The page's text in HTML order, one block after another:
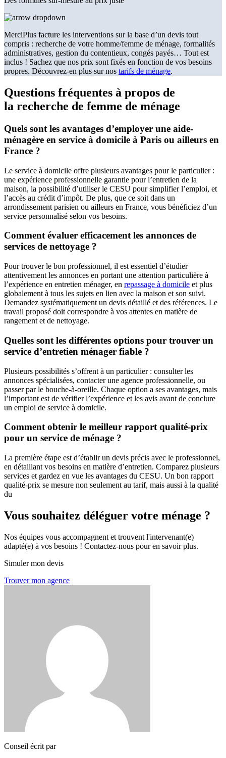
MerciPlus facture les interventions sur la base d’un devis tout
compris : recherche de votre homme/femme de ménage, formalités
administratives, gestion du contentieux, congés payés… Tout est
inclus ! Sachez que nos prix sont fixés en fonction de vos besoins
propres. Découvrez-en plus sur nos tarifs de ménage.
Questions fréquentes à propos de
la recherche de femme de ménage
Quels sont les avantages d’employer une aide-
ménagère en service à domicile à Paris ou ailleurs en
France ?
Le service à domicile offre plusieurs avantages pour le particulier :
une expérience professionnelle garantie pour l’entretien de la
maison, la possibilité d’utiliser le CESU pour simplifier l’emploi, et
l’accès au crédit d’impôt. De plus, que ce soit dans un
arrondissement parisien ou ailleurs en France, vous bénéficiez d’un
service personnalisé selon vos besoins.
Comment évaluer efficacement les annonces de
services de nettoyage ?
Pour trouver le bon professionnel, il est essentiel d’étudier
attentivement les annonces en portant une attention particulière à
l’expérience en entretien ménager, en repassage à domicile et plus
globalement à tous les sujets en lien avec la maison et son suivi.
Demandez systématiquement un devis détaillé et des références. Le
travail proposé doit correspondre à vos attentes en matière de
rangement et de nettoyage.
Quelles sont les différentes options pour trouver un
service d’entretien ménager fiable ?
Plusieurs possibilités s’offrent à un particulier : consulter les
annonces spécialisées, contacter une agence professionnelle, ou
passer par le bouche-à-oreille. Chaque option a ses avantages, mais
l’important est de vérifier l’expérience et les avis avant de conclure
un emploi de service à domicile.
Comment obtenir le meilleur rapport qualité-prix
pour un service de ménage ?
La première étape est d’établir un devis précis avec le professionnel,
en détaillant vos besoins en matière d’entretien. Comparez plusieurs
services et gardez en vue les avantages du CESU. Un bon rapport
qualité-prix se mesure non seulement au tarif, mais aussi à la qualité
du
Vous souhaitez déléguer votre ménage ?
Nos équipes vous accompagnent et trouvent l'intervenant(e)
adapté(e) à vos besoins ! Contactez-nous pour en savoir plus.
Simuler mon devis
Trouver mon agence
Conseil écrit par